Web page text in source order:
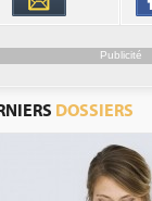
Publicité
DOSSIERS